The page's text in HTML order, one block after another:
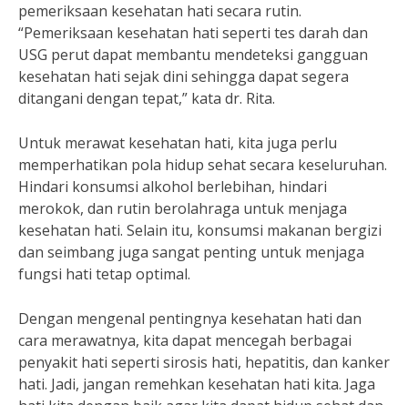
pemeriksaan kesehatan hati secara rutin.
“Pemeriksaan kesehatan hati seperti tes darah dan
USG perut dapat membantu mendeteksi gangguan
kesehatan hati sejak dini sehingga dapat segera
ditangani dengan tepat,” kata dr. Rita.
Untuk merawat kesehatan hati, kita juga perlu
memperhatikan pola hidup sehat secara keseluruhan.
Hindari konsumsi alkohol berlebihan, hindari
merokok, dan rutin berolahraga untuk menjaga
kesehatan hati. Selain itu, konsumsi makanan bergizi
dan seimbang juga sangat penting untuk menjaga
fungsi hati tetap optimal.
Dengan mengenal pentingnya kesehatan hati dan
cara merawatnya, kita dapat mencegah berbagai
penyakit hati seperti sirosis hati, hepatitis, dan kanker
hati. Jadi, jangan remehkan kesehatan hati kita. Jaga